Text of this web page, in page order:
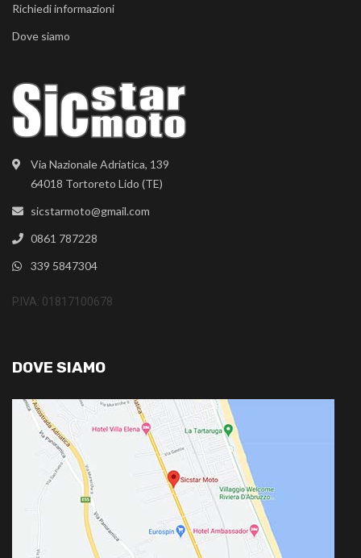
Via Nazionale Adriatica, 139
64018 Tortoreto Lido (TE)
sicstarmoto@gmail.com
0861 787228
339 5847304
P.IVA: 01817100678
Richiedi informazioni
Dove siamo
DOVE SIAMO